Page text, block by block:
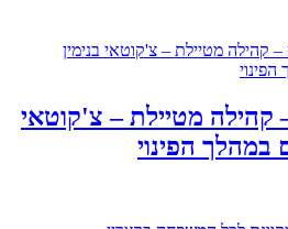
קהילה מטיילת – צ'קוטאי